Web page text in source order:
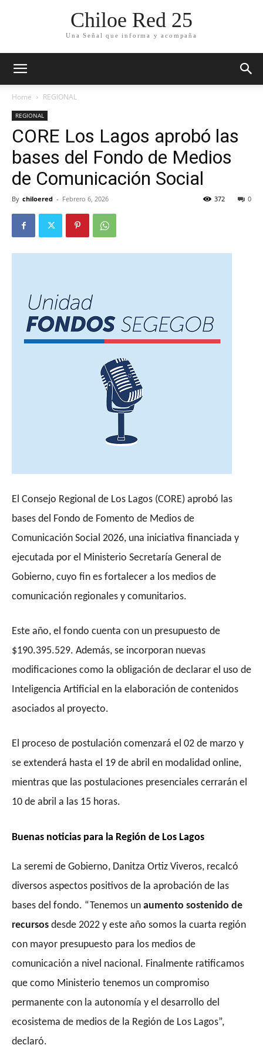
Chiloe Red 25
Una Señal que informa y acompaña
Home REGIONAL
REGIONAL
CORE Los Lagos aprobó las
bases del Fondo de Medios
de Comunicación Social
By chiloered - Febrero 6, 2026 0
372
El Consejo Regional de Los Lagos (CORE) aprobó las
bases del Fondo de Fomento de Medios de
Comunicación Social 2026, una iniciativa financiada y
ejecutada por el Ministerio Secretaría General de
Gobierno, cuyo fin es fortalecer a los medios de
comunicación regionales y comunitarios.
Este año, el fondo cuenta con un presupuesto de
$190.395.529. Además, se incorporan nuevas
modificaciones como la obligación de declarar el uso de
Inteligencia Artificial en la elaboración de contenidos
asociados al proyecto.
El proceso de postulación comenzará el 02 de marzo y
se extenderá hasta el 19 de abril en modalidad online,
mientras que las postulaciones presenciales cerrarán el
10 de abril a las 15 horas.
Buenas noticias para la Región de Los Lagos
La seremi de Gobierno, Danitza Ortiz Viveros, recalcó
diversos aspectos positivos de la aprobación de las
bases del fondo. “Tenemos un aumento sostenido de
recursos desde 2022 y este año somos la cuarta región
con mayor presupuesto para los medios de
comunicación a nivel nacional. Finalmente ratificamos
que como Ministerio tenemos un compromiso
permanente con la autonomía y el desarrollo del
ecosistema de medios de la Región de Los Lagos”,
declaró.